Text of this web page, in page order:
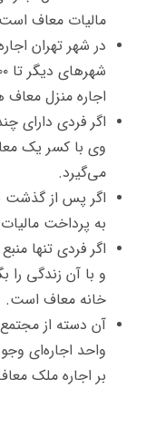
مالیات معاف
اجاره منزل
اگر فردی دارای
وی با کسر یک
می‌گیرد.
اگر پس از گذشت
به پرداخت
اگر فردی تنها
و با آن زندگی را
خانه معاف است.
واحد اجاره‌ای
بر اجاره ملک